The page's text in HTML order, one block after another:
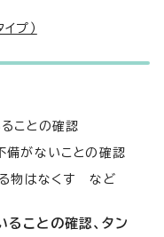
プ）
ことの確認
備がないことの確認
る物はなくす など
ことの確認、タン